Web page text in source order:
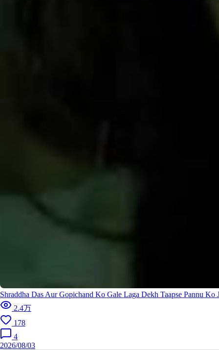
Shraddha Das Aur Gopichand Ko Gale Laga Dekh Taapse Pannu Ko
2.4万
178
4
2026/08/03